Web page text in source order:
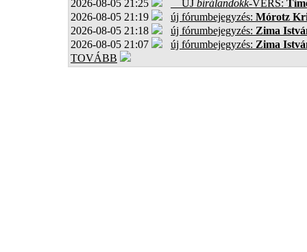
2026-08-05 21:25
ÚJ bírálandokk-VERS:
2026-08-05 21:19
új fórumbejegyzés: Mórotz
2026-08-05 21:18
új fórumbejegyzés: Zima
2026-08-05 21:07
új fórumbejegyzés: Zima
TOVÁBB